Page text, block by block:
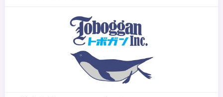
実務経験やTOEICスコアなどは問いません。
・これまでの経験を生かしながら、新しい取り組みへ柔軟にかつ能
動的に対応できる方
・色々な人とコミュニケーションを取ることが好きな方
・新しいメディアへの興味のある方、アイデアのある方、撮影が好
・グローバル案件、海外への興味のある方